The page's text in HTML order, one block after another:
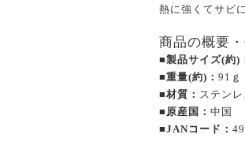
熱に強くてサビ
商品の概要
■製品サイズ(約)
■重量(約)： 91ｇ
■材質： ステンレ
■原産国： 中国
■JANコード：